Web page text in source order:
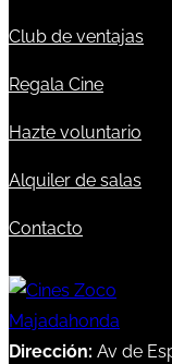
Club de ventajas
Regala Cine
Hazte voluntario
Alquiler de salas
Contacto
Dirección: Av de